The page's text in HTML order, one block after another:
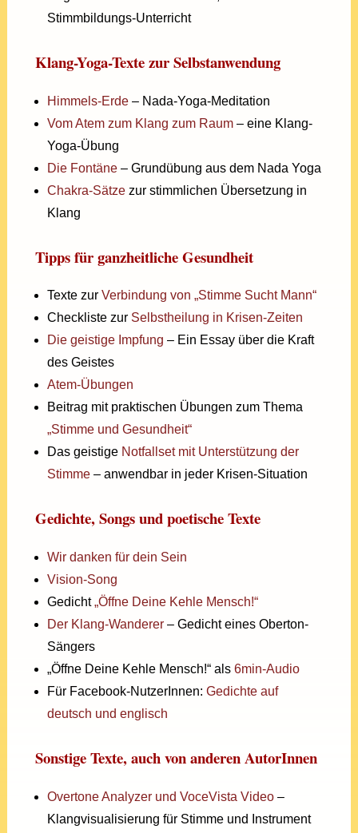
Stimmbildungs-Unterricht
Klang-Yoga-Texte zur Selbstanwendung
Himmels-Erde – Nada-Yoga-Meditation
Vom Atem zum Klang zum Raum – eine Klang-
Yoga-Übung
Die Fontäne – Grundübung aus dem Nada Yoga
Chakra-Sätze zur stimmlichen Übersetzung in
Klang
Tipps für ganzheitliche Gesundheit
Texte zur Verbindung von „Stimme Sucht Mann“
Checkliste zur Selbstheilung in Krisen-Zeiten
Die geistige Impfung – Ein Essay über die Kraft
des Geistes
Atem-Übungen
Beitrag mit praktischen Übungen zum Thema
„Stimme und Gesundheit“
Das geistige Notfallset mit Unterstützung der
Stimme – anwendbar in jeder Krisen-Situation
Gedichte, Songs und poetische Texte
Wir danken für dein Sein
Vision-Song
Gedicht„Öffne Deine Kehle Mensch!“
Der Klang-Wanderer – Gedicht eines Oberton-
Sängers
„Öffne Deine Kehle Mensch!“ als 6min-Audio
Für Facebook-NutzerInnen: Gedichte auf
deutsch und englisch
Sonstige Texte, auch von anderen AutorInnen
Overtone Analyzer und VoceVista Video –
Klangvisualisierung für Stimme und Instrument